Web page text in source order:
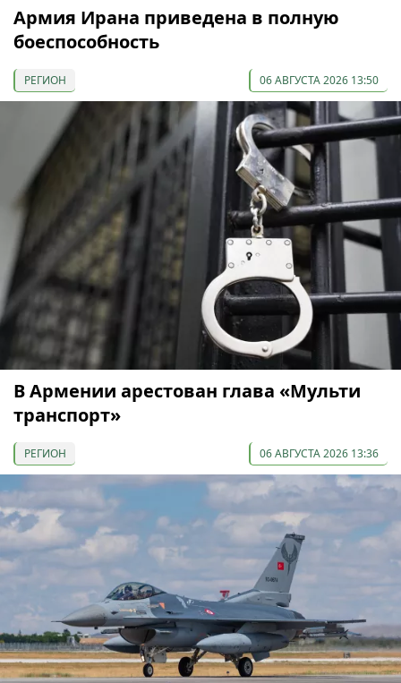
Армия Ирана приведена в полную
боеспособность
РЕГИОН 06 АВГУСТА 2026 13:50
В Армении арестован глава «Мульти
транспорт»
РЕГИОН 06 АВГУСТА 2026 13:36